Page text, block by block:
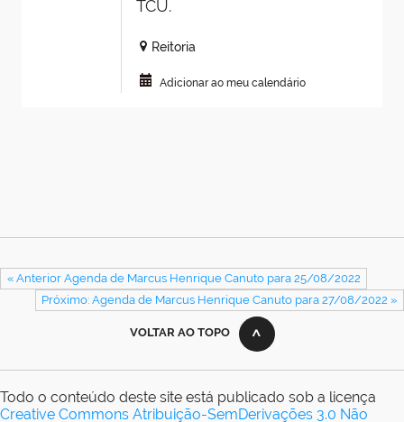
TCU.
Reitoria
Adicionar ao meu calendário
« Anterior Agenda de Marcus Henrique Canuto para 25/08/2022
Próximo: Agenda de Marcus Henrique Canuto para 27/08/2022 »
VOLTAR AO TOPO
Todo o conteúdo deste site está publicado sob a licença
Creative Commons Atribuição-SemDerivações 3.0 Não